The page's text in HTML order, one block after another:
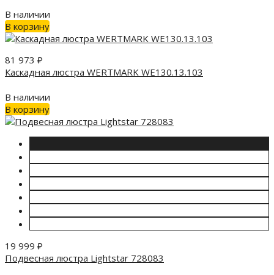
В наличии
В корзину
81 973 ₽
Каскадная люстра WERTMARK WE130.13.103
В наличии
В корзину
19 999 ₽
Подвесная люстра Lightstar 728083